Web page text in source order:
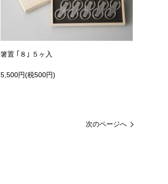
箸置 ｢８｣ ５ヶ入
5,500円(税500円)
次のページへ